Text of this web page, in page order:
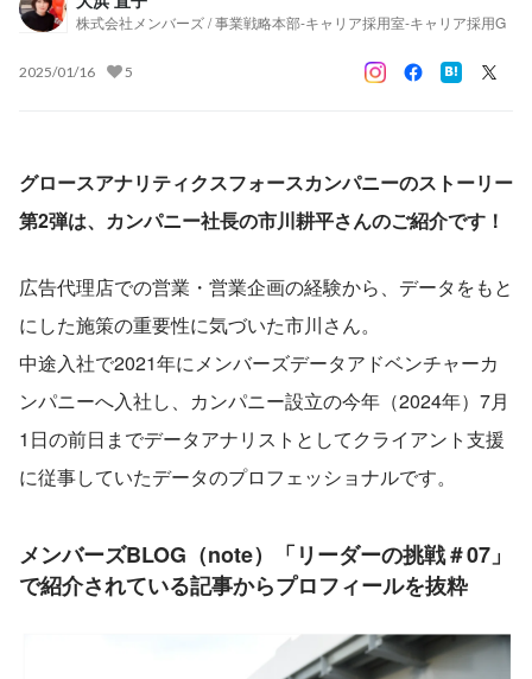
株式会社メンバーズ / 事業戦略本部-キャリア採用室-キャリア採用G
2025/01/16 5
グロースアナリティクスフォースカンパニーのストーリー
第2弾は、カンパニー社長の市川耕平さんのご紹介です！
広告代理店での営業・営業企画の経験から、データをもと
にした施策の重要性に気づいた市川さん。
中途入社で2021年にメンバーズデータアドベンチャーカ
ンパニーへ入社し、カンパニー設立の今年（2024年）7月
1日の前日までデータアナリストとしてクライアント支援
に従事していたデータのプロフェッショナルです。
メンバーズBLOG（note）「リーダーの挑戦＃07」
で紹介されている記事からプロフィールを抜粋